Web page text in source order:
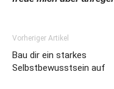
Vorheriger Artikel
Bau dir ein starkes
Selbstbewusstsein auf